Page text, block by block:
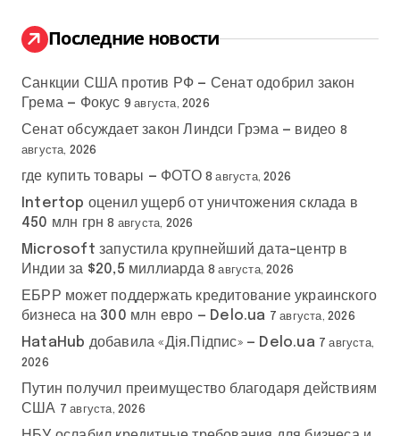
:
Последние новости
Санкции США против РФ — Сенат одобрил закон
Грема — Фокус 9 августа, 2026
Сенат обсуждает закон Линдси Грэма — видео 8
августа, 2026
где купить товары — ФОТО 8 августа, 2026
Intertop оценил ущерб от уничтожения склада в
450 млн грн 8 августа, 2026
Microsoft запустила крупнейший дата-центр в
Индии за $20,5 миллиарда 8 августа, 2026
ЕБРР может поддержать кредитование украинского
бизнеса на 300 млн евро — Delo.ua 7 августа, 2026
HataHub добавила «Дія.Підпис» — Delo.ua 7 августа,
2026
Путин получил преимущество благодаря действиям
США 7 августа, 2026